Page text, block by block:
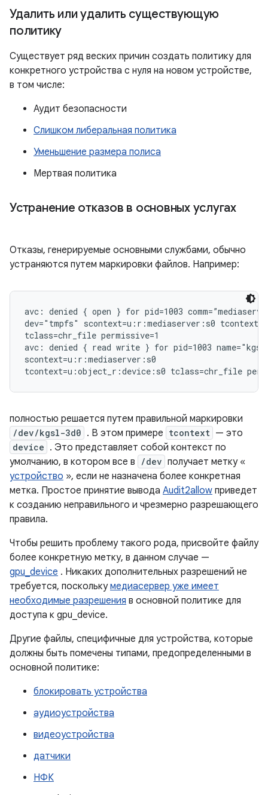
Удалить или удалить существующую
политику
Существует ряд веских причин создать политику для
конкретного устройства с нуля на новом устройстве,
в том числе:
Аудит безопасности
Слишком либеральная политика
Уменьшение размера полиса
Мертвая политика
Устранение отказов в основных услугах
Отказы, генерируемые основными службами, обычно
устраняются путем маркировки файлов. Например:
avc: denied { open } for pid=1003
dev="tmpfs" scontext=u:r:mediaserver:s0
tclass=chr_file permissive=1
avc: denied { read write } for pid=1003
scontext=u:r:mediaserver:s0
полностью решается путем правильной маркировки
/dev/kgsl-3d0 . В этом примере tcontext — это
device . Это представляет собой контекст по
умолчанию, в котором все в
/dev получает метку «
устройство », если не назначена более конкретная
метка. Простое принятие вывода Audit2allow приведет
к созданию неправильного и чрезмерно разрешающего
правила.
Чтобы решить проблему такого рода, присвойте файлу
более конкретную метку, в данном случае —
gpu_device . Никаких дополнительных разрешений не
требуется, посколькумедиасервер уже имеет
необходимые разрешения в основной политике для
доступа к gpu_device.
Другие файлы, специфичные для устройства, которые
должны быть помечены типами, предопределенными в
основной политике:
блокировать устройства
аудиоустройства
видеоустройства
датчики
НФК